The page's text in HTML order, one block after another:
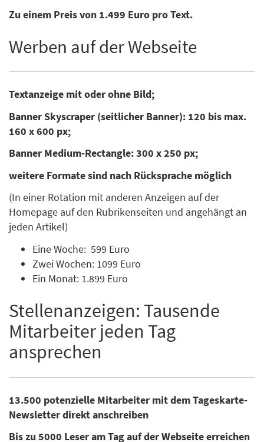
Zu einem Preis von 1.499 Euro pro Text.
Werben auf der Webseite
Textanzeige mit oder ohne Bild;
Banner Skyscraper (seitlicher Banner): 120 bis max.
160 x 600 px;
Banner Medium-Rectangle: 300 x 250 px;
weitere Formate sind nach Rücksprache möglich
(In einer Rotation mit anderen Anzeigen auf der
Homepage auf den Rubrikenseiten und angehängt an
jeden Artikel)
Eine Woche: 599 Euro
Zwei Wochen: 1099 Euro
Ein Monat: 1.899 Euro
Stellenanzeigen: Tausende
Mitarbeiter jeden Tag
ansprechen
13.500 potenzielle Mitarbeiter mit dem Tageskarte-
Newsletter direkt anschreiben
Bis zu 5000 Leser am Tag auf der Webseite erreichen